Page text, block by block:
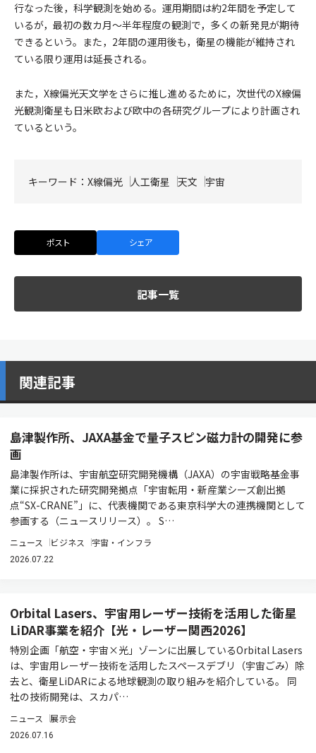
行なった後，科学観測を始める。運用期間は約2年間を予定して
いるが，最初の数カ月～半年程度の観測で，多くの新発見が期待
できるという。また，2年間の運用後も，衛星の機能が維持され
ている限り運用は延長される。
また，X線偏光天文学をさらに推し進めるために，次世代のX線偏
光観測衛星も日米欧および欧中の各研究グループにより計画され
ているという。
キーワード： X線偏光 人工衛星 天文 宇宙
ポスト シェア
記事一覧
関連記事
島津製作所、JAXA基金で量子スピン磁力計の開発に参
画
島津製作所は、宇宙航空研究開発機構（JAXA）の宇宙戦略基金事
業に採択された研究開発拠点「宇宙転用・新産業シーズ創出拠
点“SX-CRANE”」に、代表機関である東京科学大の連携機関として
参画する（ニュースリリース）。 S…
ニュース ビジネス 宇宙・インフラ
2026.07.22
Orbital Lasers、宇宙用レーザー技術を活用した衛星
LiDAR事業を紹介【光・レーザー関西2026】
特別企画「航空・宇宙×光」ゾーンに出展しているOrbital Lasers
は、宇宙用レーザー技術を活用したスペースデブリ（宇宙ごみ）除
去と、衛星LiDARによる地球観測の取り組みを紹介している。 同
社の技術開発は、スカパ…
ニュース 展示会
2026.07.16